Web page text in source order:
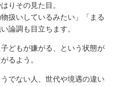
りその見た目。
扱いしているみたい」「まる
論調も目立ちます。
どもが嫌がる、という状態が
るよう。
でない人、世代や境遇の違い